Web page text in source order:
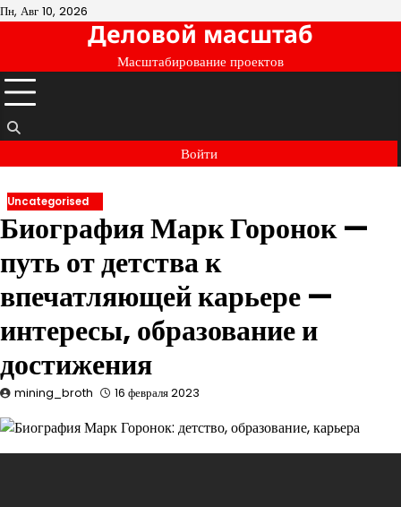
Перейти
Пн, Авг 10, 2026
Деловой масштаб
Масштабирование проектов
Войти
Uncategorised
Биография Марк Горонок —
путь от детства к
впечатляющей карьере —
интересы, образование и
достижения
mining_broth 16 февраля 2023